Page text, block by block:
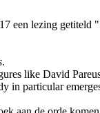
een lezing getiteld
.
like David
in particular